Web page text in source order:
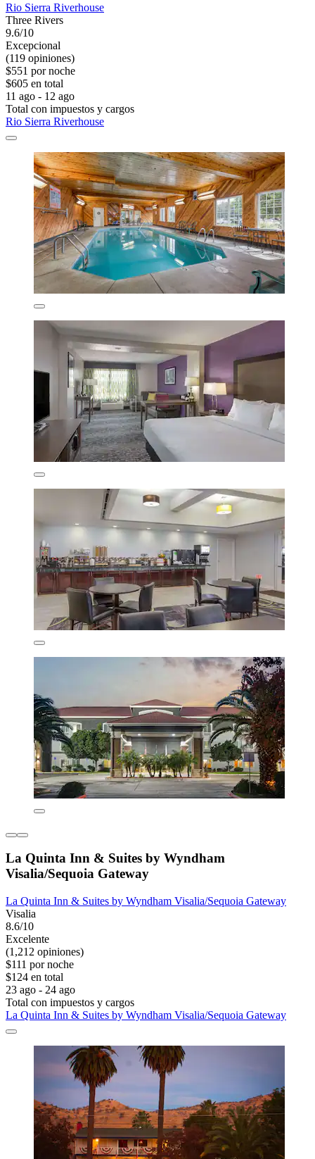
Rio Sierra Riverhouse
Three Rivers
9.6/10
Excepcional
(119 opiniones)
$551 por noche
$605 en total
11 ago - 12 ago
Total con impuestos y cargos
Rio Sierra Riverhouse
La Quinta Inn & Suites by Wyndham
Visalia/Sequoia Gateway
La Quinta Inn & Suites by Wyndham Visalia/Sequoia Gateway
Visalia
8.6/10
Excelente
(1,212 opiniones)
$111 por noche
$124 en total
23 ago - 24 ago
Total con impuestos y cargos
La Quinta Inn & Suites by Wyndham Visalia/Sequoia Gateway